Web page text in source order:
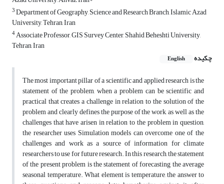
3Department of Geography, Science and Research Branch, Islamic Azad
University, Tehran, Iran
4Associate Professor, GIS Survey Center, Shahid Beheshti University,
Tehran, Iran
چکیده
English
The most important pillar of a scientific and applied research is the
statement of the problem, when a problem can be scientific and
practical that creates a challenge in relation to the solution of the
problem and clearly defines the purpose of the work, as well as the
challenges that have arisen in relation to the problem in question,
the researcher uses Simulation models can overcome one of the
challenges and work as a source of information for climate
researchers to use for future research. In this research, the statement
of the present problem is the statement of forecasting the average
seasonal temperature. What element is temperature, the answer to